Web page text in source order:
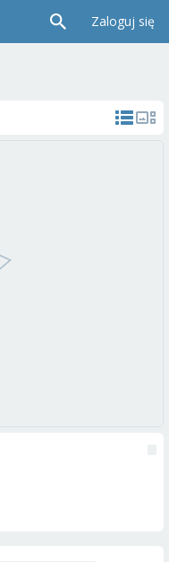
Zaloguj się